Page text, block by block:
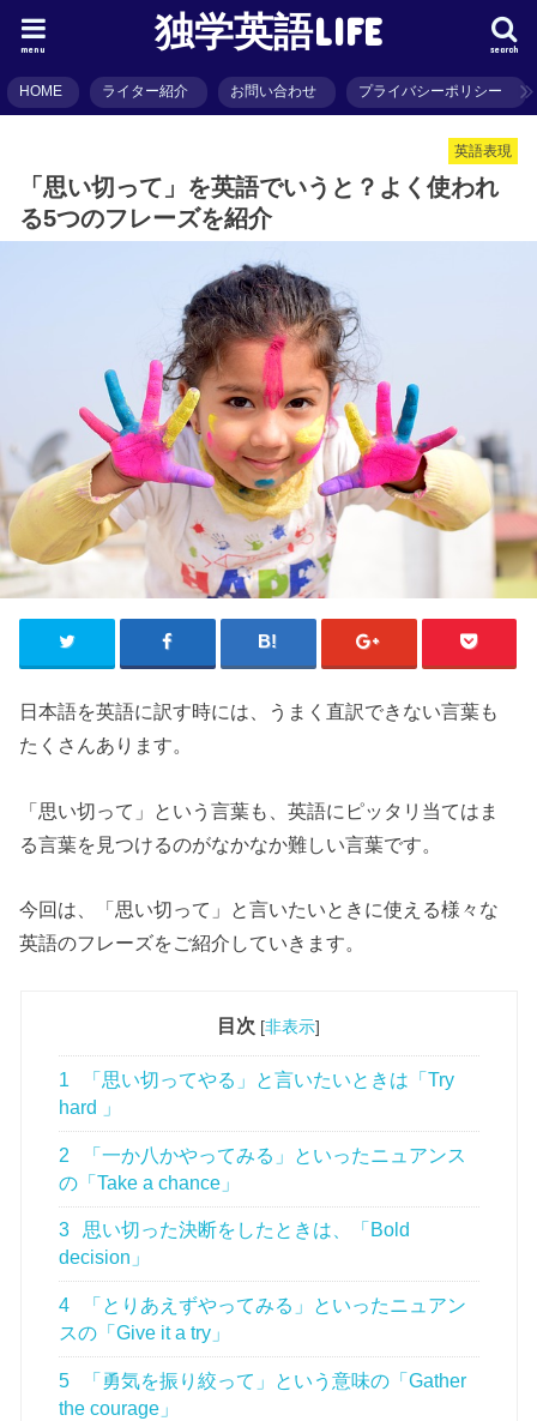
独学英語LIFE search
menu
HOME ライター紹介 お問い合わせ プライバシーポリシー
英語表現
「思い切って」を英語でいうと？よく使われ
る5つのフレーズを紹介
日本語を英語に訳す時には、うまく直訳できない言葉も
たくさんあります。
「思い切って」という言葉も、英語にピッタリ当てはま
る言葉を見つけるのがなかなか難しい言葉です。
今回は、「思い切って」と言いたいときに使える様々な
英語のフレーズをご紹介していきます。
目次 [非表示]
1
「思い切ってやる」と言いたいときは「Try
hard 」
2
「一か八かやってみる」といったニュアンス
の「Take a chance」
3
思い切った決断をしたときは、「Bold
decision」
4
「とりあえずやってみる」といったニュアン
スの「Give it a try」
5
「勇気を振り絞って」という意味の「Gather
the courage」